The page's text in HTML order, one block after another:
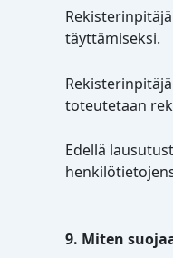
täyttämiseksi.
toteutetaan
Edellä
9. Miten